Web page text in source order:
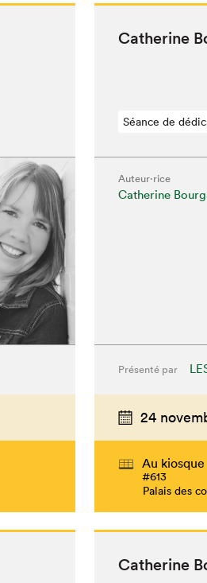
Cather­ine
Séance de
Auteur·rice
Catherine
Présenté par
24
Au kiosque
#613
Palais des
Cather­ine